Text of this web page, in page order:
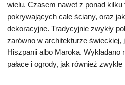
wielu. Czasem nawet z ponad kilku
pokrywających całe ściany, oraz
dekoracyjne. Tradycyjnie zwykły
zarówno w architekturze świeckiej,
Hiszpanii albo Maroka. Wykładano
pałace i ogrody, jak również